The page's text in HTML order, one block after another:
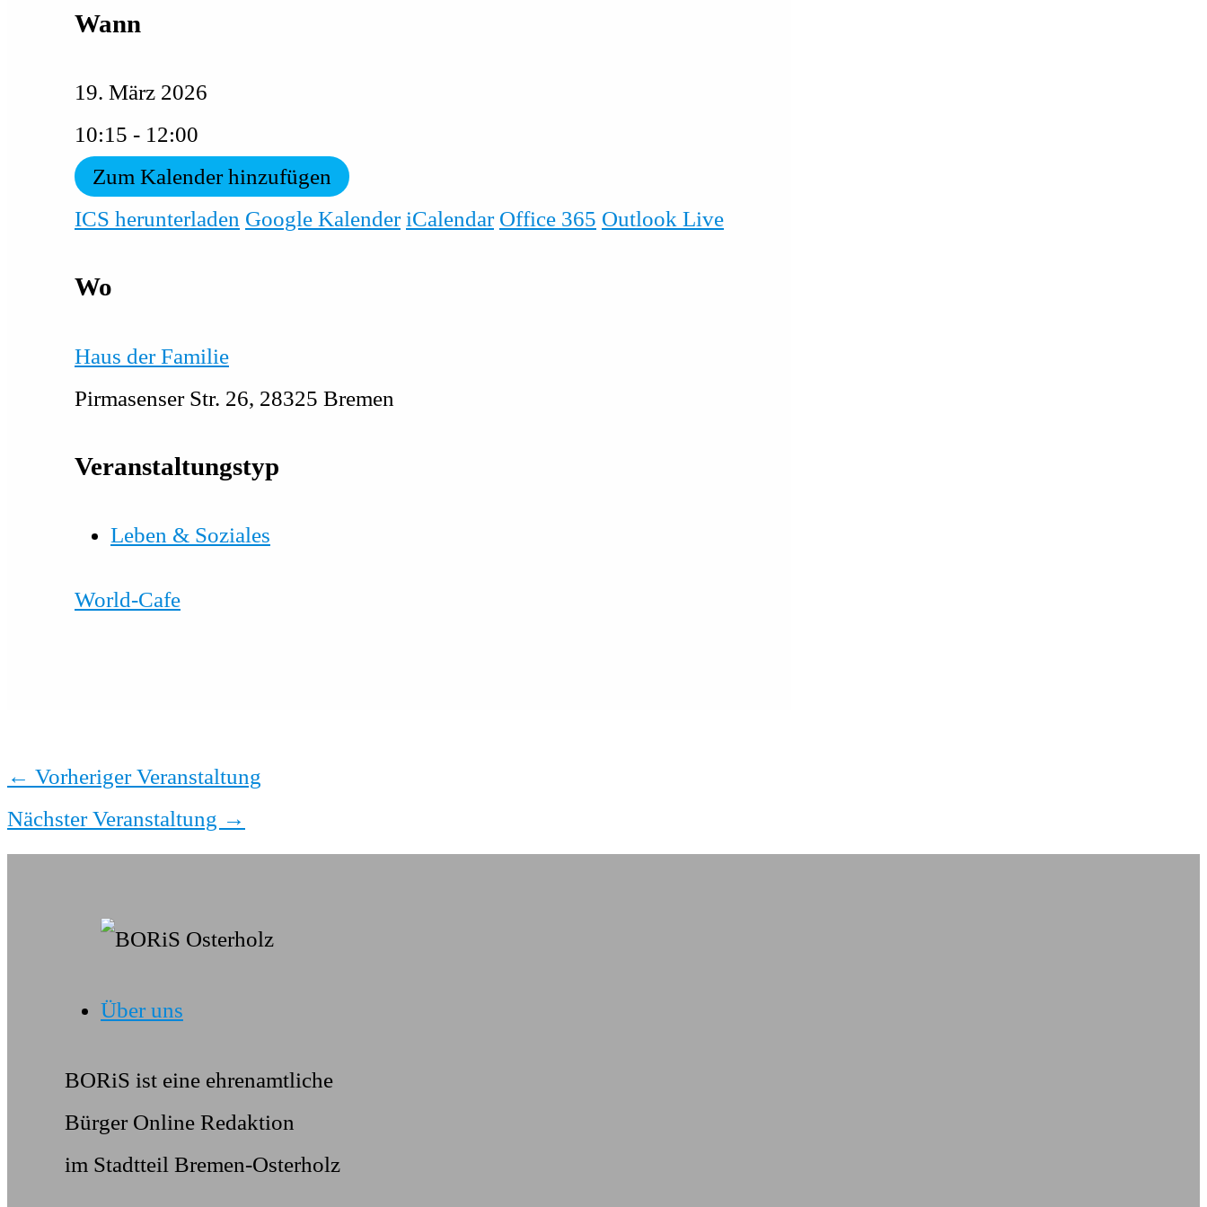
Wann
19. März 2026
10:15 - 12:00
Zum Kalender hinzufügen
ICS herunterladen Google Kalender iCalendar Office 365 Outlook Live
Wo
Haus der Familie
Pirmasenser Str. 26, 28325 Bremen
Veranstaltungstyp
Leben & Soziales
World-Cafe
← Vorheriger Veranstaltung
Nächster Veranstaltung →
Über uns
BORiS ist eine ehrenamtliche
Bürger Online Redaktion
im Stadtteil Bremen-Osterholz